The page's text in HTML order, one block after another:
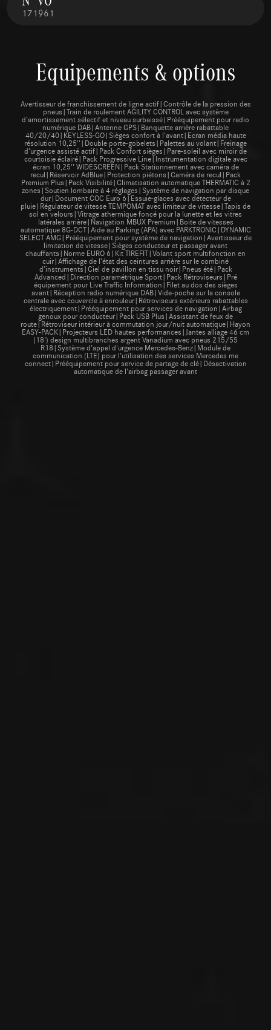
171961
Equipements & options
Avertisseur de franchissement de ligne actif|Contrôle de la pression des
pneus|Train de roulement AGILITY CONTROL avec système
d'amortissement sélectif et niveau surbaissé|Prééquipement pour radio
numérique DAB|Antenne GPS|Banquette arrière rabattable
40/20/40|KEYLESS-GO|Sièges confort à l'avant|Ecran média haute
résolution 10,25''|Double porte-gobelets|Palettes au volant|Freinage
d’urgence assisté actif|Pack Confort sièges|Pare-soleil avec miroir de
courtoisie éclairé|Pack Progressive Line|Instrumentation digitale avec
écran 10,25'' WIDESCREEN|Pack Stationnement avec caméra de
recul|Réservoir AdBlue|Protection piétons|Caméra de recul|Pack
Premium Plus|Pack Visibilité|Climatisation automatique THERMATIC à 2
zones|Soutien lombaire à 4 réglages|Système de navigation par disque
dur|Document COC Euro 6|Essuie-glaces avec détecteur de
pluie|Régulateur de vitesse TEMPOMAT avec limiteur de vitesse|Tapis de
sol en velours|Vitrage athermique foncé pour la lunette et les vitres
latérales arrière|Navigation MBUX Premium|Boite de vitesses
automatique 8G-DCT|Aide au Parking (APA) avec PARKTRONIC|DYNAMIC
SELECT AMG|Prééquipement pour système de navigation|Avertisseur de
limitation de vitesse|Sièges conducteur et passager avant
chauffants|Norme EURO 6|Kit TIREFIT|Volant sport multifonction en
cuir|Affichage de l’état des ceintures arrière sur le combiné
d’instruments|Ciel de pavillon en tissu noir|Pneus été|Pack
Advanced|Direction paramétrique Sport|Pack Rétroviseurs|Pré
équipement pour Live Traffic Information|Filet au dos des sièges
avant|Réception radio numérique DAB|Vide-poche sur la console
centrale avec couvercle à enrouleur|Rétroviseurs extérieurs rabattables
électriquement|Prééquipement pour services de navigation|Airbag
genoux pour conducteur|Pack USB Plus|Assistant de feux de
route|Rétroviseur intérieur à commutation jour/nuit automatique|Hayon
EASY-PACK|Projecteurs LED hautes performances|Jantes alliage 46 cm
(18') design multibranches argent Vanadium avec pneus 215/55
R18|Système d'appel d'urgence Mercedes-Benz|Module de
communication (LTE) pour l’utilisation des services Mercedes me
connect|Prééquipement pour service de partage de clé|Désactivation
automatique de l'airbag passager avant